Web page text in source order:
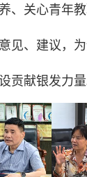
、关心青年
见、建议，
贡献银发力量